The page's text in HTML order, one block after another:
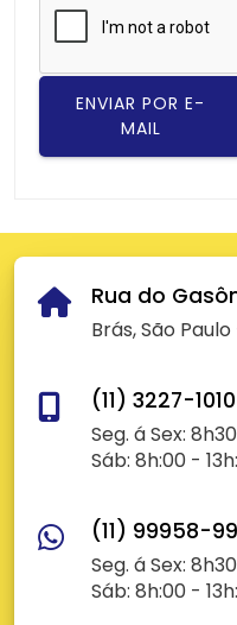
ENVIAR POR E-
MAIL
Rua do
Brás, São Paulo
(11) 3227-1010
Seg. á Sex:
Sáb: 8h:00 -
(11) 99958-
Seg. á Sex:
Sáb: 8h:00 -